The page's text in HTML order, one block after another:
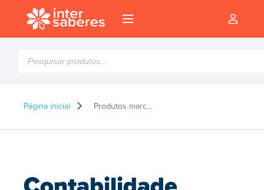
produtos
Página inicial Produtos marcados como “Contabilidade financeira”